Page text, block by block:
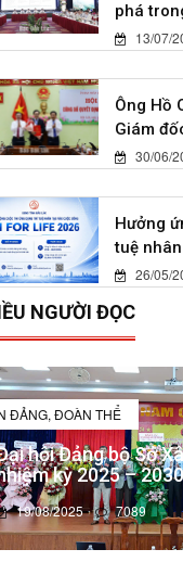
phá
13/07/
Ông Hồ
Giám
30/06/
Hưởng
tuệ
26/05/
NGƯỜI ĐỌC
ĐẢNG, ĐOÀN THỂ
hội Đảng bộ Sở
kỳ 2025 – 2030
19/08/2025 7089